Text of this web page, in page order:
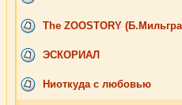
The ZOOSTORY
ЭСКОРИАЛ
Ниоткуда с любовью